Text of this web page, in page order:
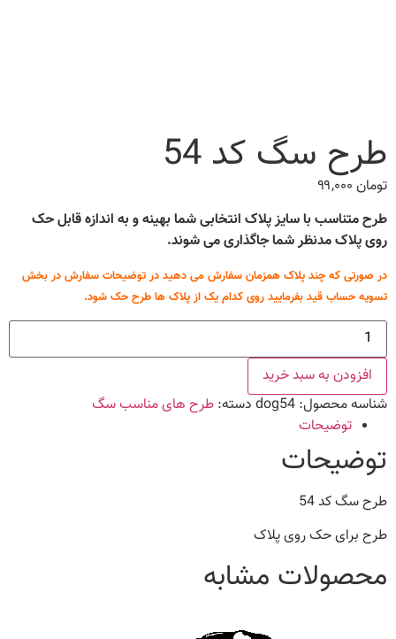
طرح سگ کد 54
تومان
طرح متناسب با سایز پلاک انتخابی شما بهینه و به اندازه قابل حک
روی پلاک مدنظر شما جاگذاری می شوند.
در صورتی که چند پلاک همزمان سفارش می دهید در توضیحات سفارش در بخش
تسویه حساب قید بفرمایید روی کدام یک از پلاک ها طرح حک شود.
طرح
سگ
کد
عددافزودن به سبد خرید
شناسه محصول: dog54 دسته: طرح های مناسب سگ
توضیحات
توضیحات
طرح سگ کد 54
طرح برای حک روی پلاک
محصولات مشابه